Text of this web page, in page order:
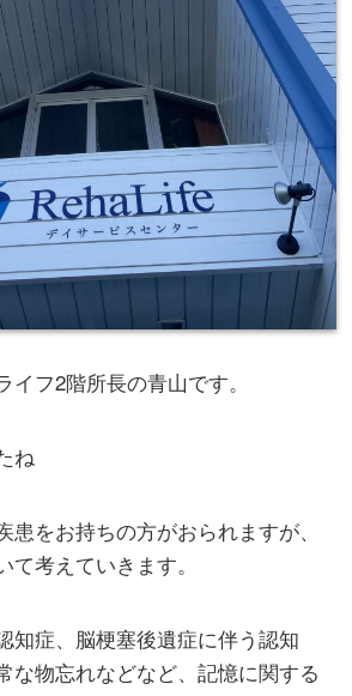
イフ2階所長の青山です。
ね
患をお持ちの方がおられますが、
考えていきます。
知症、脳梗塞後遺症に伴う認知
な物忘れなどなど、記憶に関する